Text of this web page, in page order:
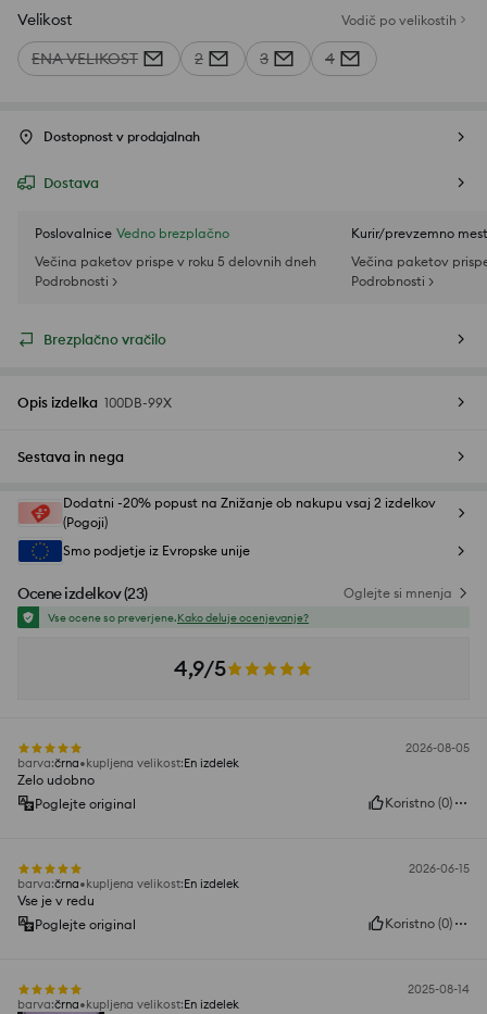
Velikost Vodič po velikostih
ENA VELIKOST 2 3 4
Dostopnost v prodajalnah
Dostava
Poslovalnice Vedno brezplačno
Večina paketov prispe v roku 5 delovnih dneh
Podrobnosti >
Kurir/prevzemno
Večina paketov
Podrobnosti >
Brezplačno vračilo
Opis izdelka 100DB-99X
Sestava in nega
Dodatni -20% popust na Znižanje ob nakupu vsaj 2 izdelkov
(Pogoji)
Smo podjetje iz Evropske unije
Ocene izdelkov(23) Oglejte si mnenja
Vse ocene so preverjene.Kako deluje ocenjevanje?
4,9/5
2026-08-05
barva:črna kupljena velikost:En izdelek
Zelo udobno
Poglejte original
Koristno (0)
2026-06-15
barva:črna kupljena velikost:En izdelek
Vse je v redu
Poglejte original
Koristno (0)
2025-08-14
barva:črna kupljena velikost:En izdelek